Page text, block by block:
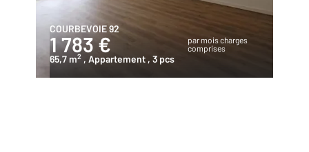
COURBEVOIE 92
1 783 €
par mois charges
comprises
65,7 m2 , Appartement , 3 pcs